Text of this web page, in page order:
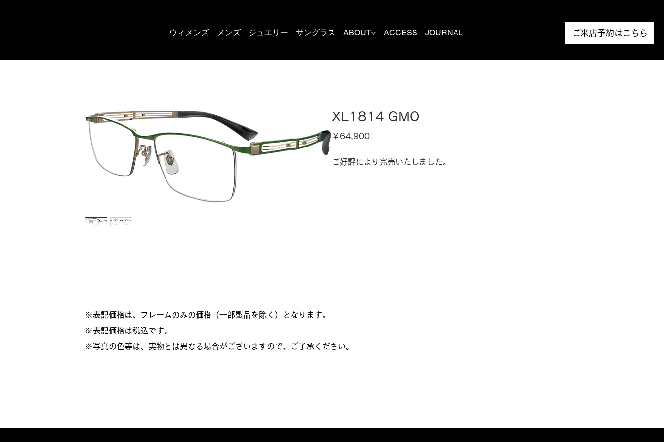
ウィメンズ メンズ ジュエリー サングラス ABOUT ACCESS JOURNAL ご来店予約はこちら
XL1814 GMO
￥64,900価
ご好評により完売いたしました。
※表記価格は、フレームのみの価格（一部製品を除く）となります。
​※表記価格は税込です。
※写真の色等は、実物とは異なる場合がございますので、ご了承ください。